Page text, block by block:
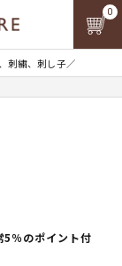
刺繍、刺し子／
0
5％のポイント付